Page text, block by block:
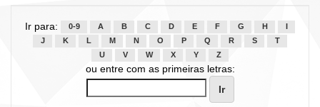
Ir para: 0-9 A B C D E F G H
J
K L M N O P Q R S
T
U
V W X Y Z
ou entre com as primeiras letras: